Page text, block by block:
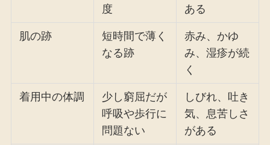
度
ある
肌の跡
短時間で薄く
なる跡
赤み、かゆ
み、湿疹が続
く
着用中の体調
少し窮屈だが
呼吸や歩行に
問題ない
しびれ、吐き
気、息苦しさ
がある